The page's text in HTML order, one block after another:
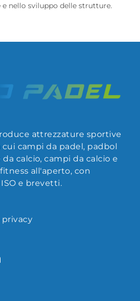
nello sviluppo delle strutture.
attrezzature sportive
campi da padel, padbol
calcio, campi da calcio e
all'aperto, con
e brevetti.